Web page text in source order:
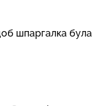
шпаргалка була